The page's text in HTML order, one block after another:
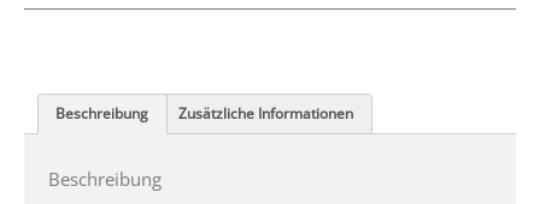
Beschreibung Zusätzliche Informationen
Beschreibung